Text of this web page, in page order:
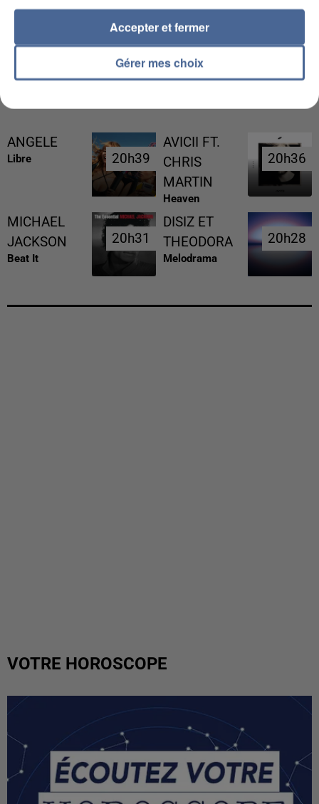
UNE TOURISTE DE L’OISE EMPORTÉE PAR UNE
COULÉE DE BOUE EN HAUTE-SAVOIE
ANGELE
Libre 20h39
20h39
AVICII FT.
CHRIS
MARTIN
Heaven
20h36
20h36
MICHAEL
JACKSON
Beat It
20h31
20h31
DISIZ ET
THEODORA
Melodrama
20h28
20h28
VOTRE HOROSCOPE
Gérer mes choix
Accepter et fermer